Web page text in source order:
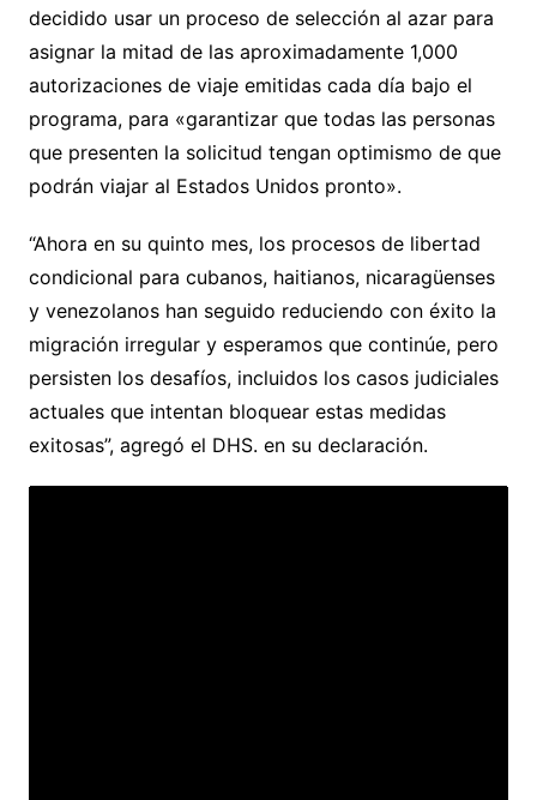
decidido usar un proceso de selección al azar para
asignar la mitad de las aproximadamente 1,000
autorizaciones de viaje emitidas cada día bajo el
programa, para «garantizar que todas las personas
que presenten la solicitud tengan optimismo de que
podrán viajar al Estados Unidos pronto».
“Ahora en su quinto mes, los procesos de libertad
condicional para cubanos, haitianos, nicaragüenses
y venezolanos han seguido reduciendo con éxito la
migración irregular y esperamos que continúe, pero
persisten los desafíos, incluidos los casos judiciales
actuales que intentan bloquear estas medidas
exitosas”, agregó el DHS. en su declaración.